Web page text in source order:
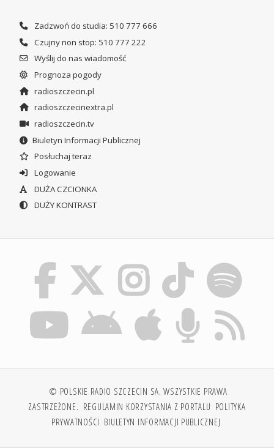
Zadzwoń do studia: 510 777 666
Czujny non stop: 510 777 222
Wyślij do nas wiadomość
Prognoza pogody
radioszczecin.pl
radioszczecinextra.pl
radioszczecin.tv
Biuletyn Informacji Publicznej
Posłuchaj teraz
Logowanie
DUŻA CZCIONKA
DUŻY KONTRAST
© POLSKIE RADIO SZCZECIN SA. WSZYSTKIE PRAWA
ZASTRZEŻONE. REGULAMIN KORZYSTANIA Z PORTALU POLITYKA
PRYWATNOŚCI BIULETYN INFORMACJI PUBLICZNEJ